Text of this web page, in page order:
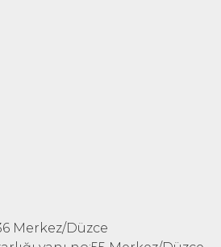
Merkez/Düzce